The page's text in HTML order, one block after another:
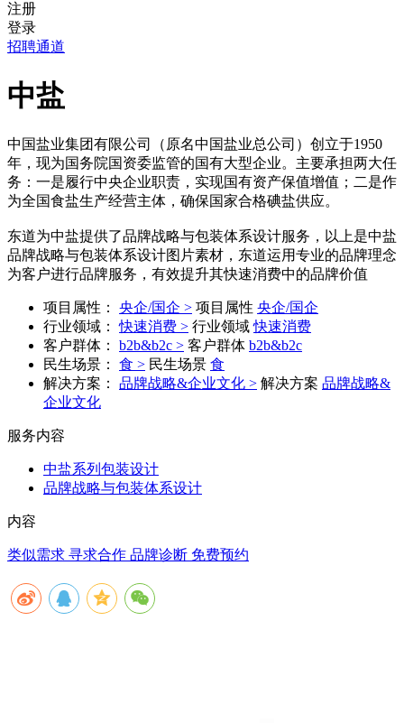
注册
登录
招聘通道
中盐
中国盐业集团有限公司（原名中国盐业总公司）创立于1950
年，现为国务院国资委监管的国有大型企业。主要承担两大任
务：一是履行中央企业职责，实现国有资产保值增值；二是作
为全国食盐生产经营主体，确保国家合格碘盐供应。
东道为中盐提供了品牌战略与包装体系设计服务，以上是中盐
品牌战略与包装体系设计图片素材，东道运用专业的品牌理念
为客户进行品牌服务，有效提升其快速消费中的品牌价值
项目属性： 央企/国企 > 项目属性 央企/国企
行业领域：
快速消费 > 行业领域 快速消费
客户群体：
b2b&b2c > 客户群体 b2b&b2c
民生场景：
食 > 民生场景 食
解决方案：
品牌战略&企业文化 > 解决方案 品牌战略&
企业文化
服务内容
中盐系列包装设计
品牌战略与包装体系设计
内容
类似需求 寻求合作 品牌诊断 免费预约